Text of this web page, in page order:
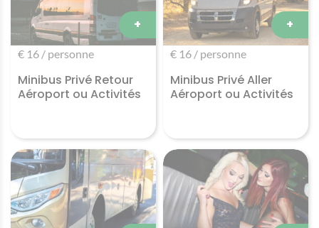
+
€ 16 / personne
Minibus Privé Retour
Aéroport ou Activités
+
€ 16 / personne
Minibus Privé Aller
Aéroport ou Activités